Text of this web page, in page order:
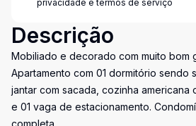
privacidade e termos de serviço
Descrição
Mobiliado e decorado com muito bom
Apartamento com 01 dormitório sendo
jantar com sacada, cozinha americana
e 01 vaga de estacionamento.
completa.